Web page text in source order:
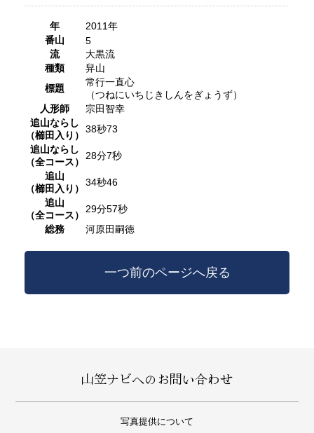
年
2011年
番山
5
流
大黒流
種類
舁山
標題
常行一直心
（つねにいちじきしんをぎょうず）
人形師
宗田智幸
追山ならし
（櫛田入り）
38秒73
追山ならし
（全コース）
28分7秒
追山
（櫛田入り）
34秒46
追山
（全コース）
29分57秒
総務
河原田嗣徳
一つ前のページへ戻る
山笠ナビへのお問い合わせ
写真提供について